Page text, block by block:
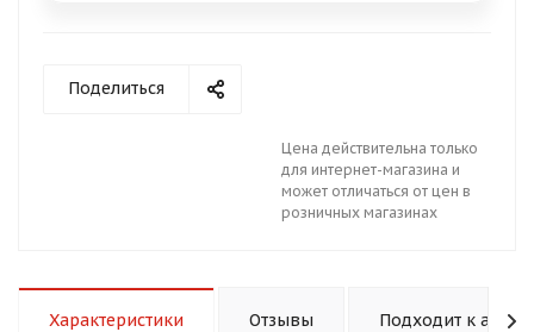
Поделиться
Цена действительна только
для интернет-магазина и
может отличаться от цен в
розничных магазинах
Характеристики Отзывы Подходит к авто